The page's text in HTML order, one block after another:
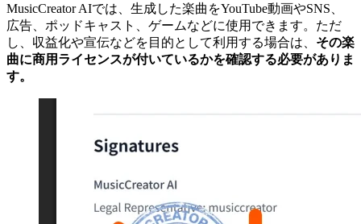
MusicCreator AIでは、生成した楽曲をYouTube動画やSNS、
広告、ポッドキャスト、ゲームなどに使用できます。ただ
し、収益化や宣伝などを目的として利用する場合は、 その楽
曲に商用ライセンスが付いているかを確認する必要がありま
す。